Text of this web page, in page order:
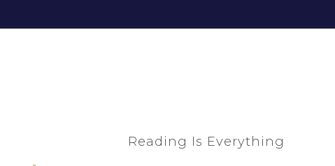
Reading Is Everything